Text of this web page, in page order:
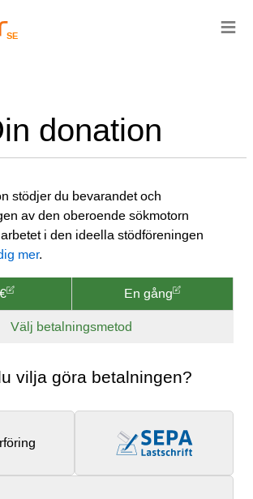
SE
donation
stödjer du bevarandet och
av den oberoende sökmotorn
i den ideella stödföreningen
mer.
En gång
Välj betalningsmetod
vilja göra betalningen?
≡